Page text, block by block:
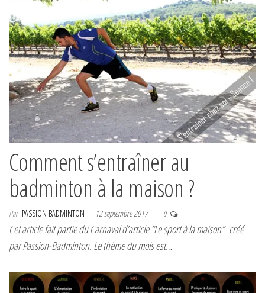
Comment s’entraîner au
badminton à la maison ?
Par PASSION BADMINTON 12 septembre 2017 0
Cet article fait partie du Carnaval d’article “Le sport à la maison” créé
par Passion-Badminton. Le thème du mois est…